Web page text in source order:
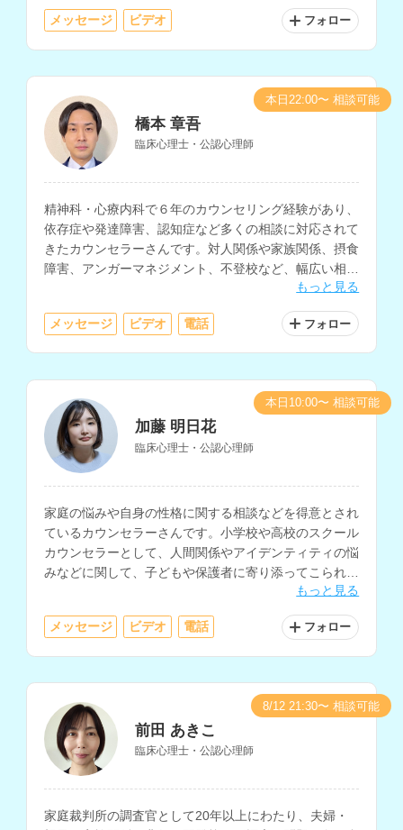
メッセージ ビデオ フォロー
橋本 章吾
臨床心理士・公認心理師
精神科・心療内科で６年のカウンセリング経験があり、
依存症や発達障害、認知症など多くの相談に対応されて
きたカウンセラーさんです。対人関係や家族関係、摂食
障害、アンガーマネジメント、不登校など、幅広い相談
もっと見る
メッセージ ビデオ 電話 フォロー
本日22:00〜 相談可能
加藤 明日花
臨床心理士・公認心理師
家庭の悩みや自身の性格に関する相談などを得意とされ
ているカウンセラーさんです。小学校や高校のスクール
カウンセラーとして、人間関係やアイデンティティの悩
みなどに関して、子どもや保護者に寄り添ってこられた
もっと見る
メッセージ ビデオ 電話 フォロー
本日10:00〜 相談可能
前田 あきこ
臨床心理士・公認心理師
家庭裁判所の調査官として20年以上にわたり、夫婦・
8/12 21:30〜 相談可能